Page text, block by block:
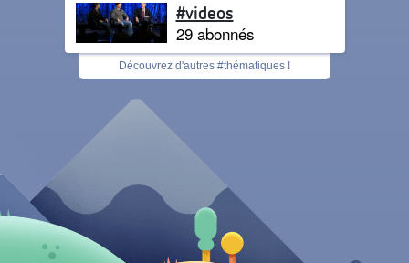
#videos
29 abonnés
Découvrez d'autres #thématiques !